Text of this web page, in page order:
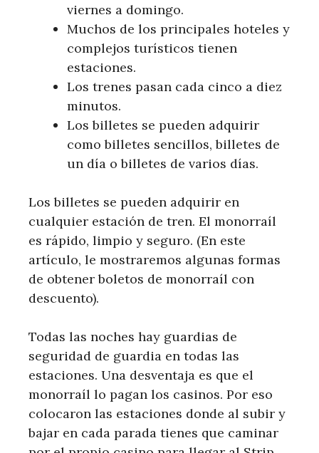
viernes a domingo.
Muchos de los principales hoteles y
complejos turísticos tienen
estaciones.
Los trenes pasan cada cinco a diez
minutos.
Los billetes se pueden adquirir
como billetes sencillos, billetes de
un día o billetes de varios días.
Los billetes se pueden adquirir en
cualquier estación de tren. El monorraíl
es rápido, limpio y seguro. (En este
artículo, le mostraremos algunas formas
de obtener boletos de monorraíl con
descuento).
Todas las noches hay guardias de
seguridad de guardia en todas las
estaciones. Una desventaja es que el
monorraíl lo pagan los casinos. Por eso
colocaron las estaciones donde al subir y
bajar en cada parada tienes que caminar